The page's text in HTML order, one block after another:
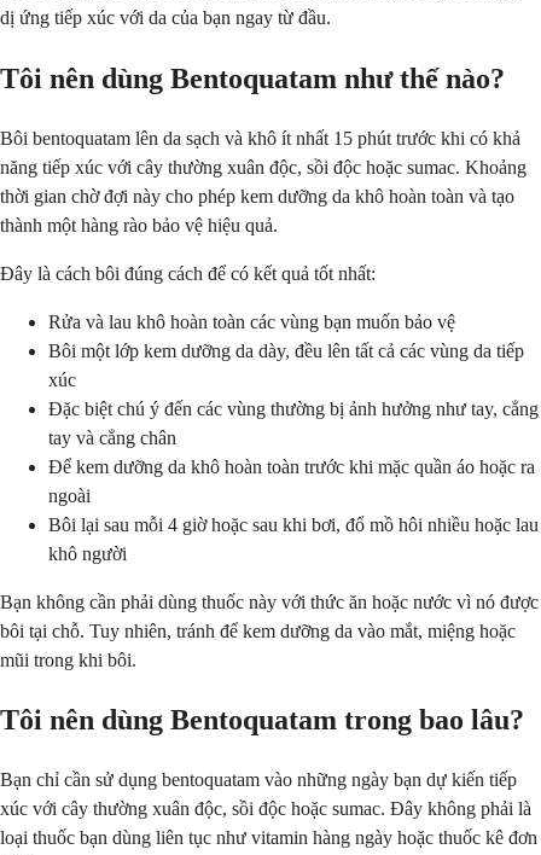
dị ứng tiếp xúc với da của bạn ngay từ đầu.
Tôi nên dùng Bentoquatam như thế nào?
Bôi bentoquatam lên da sạch và khô ít nhất 15 phút trước khi có khả
năng tiếp xúc với cây thường xuân độc, sồi độc hoặc sumac. Khoảng
thời gian chờ đợi này cho phép kem dưỡng da khô hoàn toàn và tạo
thành một hàng rào bảo vệ hiệu quả.
Đây là cách bôi đúng cách để có kết quả tốt nhất:
Rửa và lau khô hoàn toàn các vùng bạn muốn bảo vệ
Bôi một lớp kem dưỡng da dày, đều lên tất cả các vùng da tiếp
xúc
Đặc biệt chú ý đến các vùng thường bị ảnh hưởng như tay, cẳng
tay và cẳng chân
Để kem dưỡng da khô hoàn toàn trước khi mặc quần áo hoặc ra
ngoài
Bôi lại sau mỗi 4 giờ hoặc sau khi bơi, đổ mồ hôi nhiều hoặc lau
khô người
Bạn không cần phải dùng thuốc này với thức ăn hoặc nước vì nó được
bôi tại chỗ. Tuy nhiên, tránh để kem dưỡng da vào mắt, miệng hoặc
mũi trong khi bôi.
Tôi nên dùng Bentoquatam trong bao lâu?
Bạn chỉ cần sử dụng bentoquatam vào những ngày bạn dự kiến tiếp
xúc với cây thường xuân độc, sồi độc hoặc sumac. Đây không phải là
loại thuốc bạn dùng liên tục như vitamin hàng ngày hoặc thuốc kê đơn